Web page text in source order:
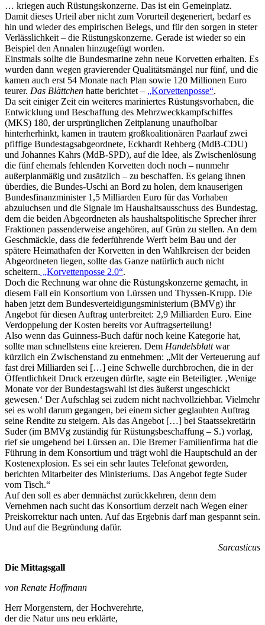
… kriegen auch Rüstungskonzerne. Das ist ein Gemeinplatz.
Damit dieses Urteil aber nicht zum Vorurteil degeneriert, bedarf es
hin und wieder des empirischen Belegs, und für den sorgen in steter
Verlässlichkeit – die Rüstungskonzerne. Gerade ist wieder so ein
Beispiel den Annalen hinzugefügt worden.
Einstmals sollte die Bundesmarine zehn neue Korvetten erhalten. Es
wurden dann wegen gravierender Qualitätsmängel nur fünf, und die
kamen auch erst 54 Monate nach Plan sowie 120 Millionen Euro
teurer. Das Blättchen hatte berichtet – „Korvettenposse“.
Da seit einiger Zeit ein weiteres mariniertes Rüstungsvorhaben, die
Entwicklung und Beschaffung des Mehrzweckkampfschiffes
(MKS) 180, der ursprünglichen Zeitplanung unaufholbar
hinterherhinkt, kamen in trautem großkoalitionären Paarlauf zwei
pfiffige Bundestagsabgeordnete, Eckhardt Rehberg (MdB-CDU)
und Johannes Kahrs (MdB-SPD), auf die Idee, als Zwischenlösung
die fünf ehemals fehlenden Korvetten doch noch – nunmehr
außerplanmäßig und zusätzlich – zu beschaffen. Es gelang ihnen
überdies, die Bundes-Uschi an Bord zu holen, dem knauserigen
Bundesfinanzminister 1,5 Milliarden Euro für das Vorhaben
abzuluchsen und die Signale im Haushaltsausschuss des Bundestag,
dem die beiden Abgeordneten als haushaltspolitische Sprecher ihrer
Fraktionen passenderweise angehören, auf Grün zu stellen. An dem
Geschmäckle, dass die federführende Werft beim Bau und der
spätere Heimathafen der Korvetten in den Wahlkreisen der beiden
Abgeordneten liegen, sollte das Ganze natürlich auch nicht
scheitern. „Korvettenposse 2.0“.
Doch die Rechnung war ohne die Rüstungskonzerne gemacht, in
diesem Fall ein Konsortium von Lürssen und Thyssen-Krupp. Die
haben jetzt dem Bundesverteidigungsministerium (BMVg) ihr
Angebot für diesen Auftrag unterbreitet: 2,9 Milliarden Euro. Eine
Verdoppelung der Kosten bereits vor Auftragserteilung!
Also wenn das Guinness-Buch dafür noch keine Kategorie hat,
sollte man schnellstens eine kreieren. Dem Handelsblattwar
kürzlich ein Zwischenstand zu entnehmen: „Mit der Verteuerung auf
fast drei Milliarden sei […] eine Schwelle durchbrochen, die in der
Öffentlichkeit Druck erzeugen dürfte, sagte ein Beteiligter. ‚Wenige
Monate vor der Bundestagswahl ist dies äußerst ungeschickt
gewesen.‘ Der Aufschlag sei zudem nicht nachvollziehbar. Vielmehr
sei es wohl darum gegangen, bei einem sicher geglaubten Auftrag
seine Rendite zu steigern. Als das Angebot […] bei Staatssekretärin
Suder (im BMVg zuständig für Rüstungsbeschaffung – S.) vorlag,
rief sie umgehend bei Lürssen an. Die Bremer Familienfirma hat die
Führung in dem Konsortium und trägt wohl die Hauptschuld an der
Kostenexplosion. Es sei ein sehr lautes Telefonat geworden,
berichten Mitarbeiter des Ministeriums. Das Angebot fegte Suder
vom Tisch.“
Auf den soll es aber demnächst zurückkehren, denn dem
Vernehmen nach sucht das Konsortium derzeit nach Wegen einer
Preiskorrektur nach unten. Auf das Ergebnis darf man gespannt sein.
Und auf die Begründung dafür.
Sarcasticus
Die Mittagsgall
von Renate Hoffmann
Herr Morgenstern, der Hochverehrte,
der die Natur uns neu erklärte,